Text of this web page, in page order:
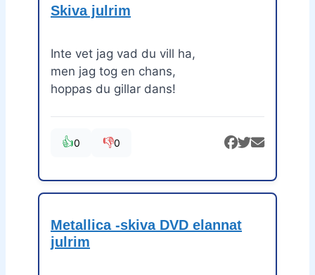
Skiva julrim
Inte vet jag vad du vill ha,
men jag tog en chans,
hoppas du gillar dans!
👍0 👎0
Metallica -skiva DVD elannat
julrim